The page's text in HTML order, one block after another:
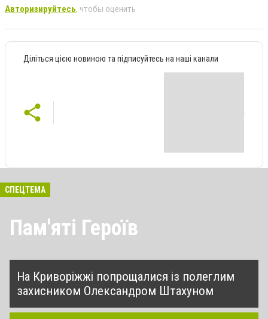
Авторизируйтесь, чтобы оценить
Діліться цією новиною та підписуйтесь на наші канали
СПЕЦТЕМА
Пам'яті Героїв
На Криворіжжі попрощалися із полеглим
захисником Олександром Штахуном